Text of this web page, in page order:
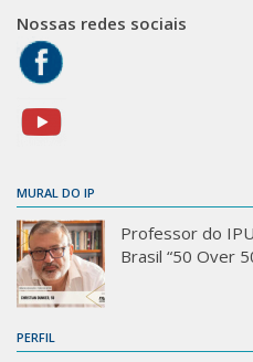
Nossas redes sociais
MURAL DO IP
Professor do
Brasil “50 Over
PERFIL